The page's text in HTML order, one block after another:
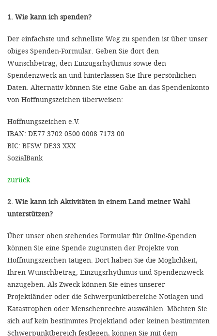
1. Wie kann ich spenden?
Der einfachste und schnellste Weg zu spenden ist über unser
obiges Spenden-Formular. Geben Sie dort den
Wunschbetrag, den Einzugsrhythmus sowie den
Spendenzweck an und hinterlassen Sie Ihre persönlichen
Daten. Alternativ können Sie eine Gabe an das Spendenkonto
von Hoffnungszeichen überweisen:
Hoffnungszeichen e.V.
IBAN: DE77 3702 0500 0008 7173 00
BIC: BFSW DE33 XXX
SozialBank
zurück
2. Wie kann ich Aktivitäten in einem Land meiner Wahl
unterstützen?
Über unser oben stehendes Formular für Online-Spenden
können Sie eine Spende zugunsten der Projekte von
Hoffnungszeichen tätigen. Dort haben Sie die Möglichkeit,
Ihren Wunschbetrag, Einzugsrhythmus und Spendenzweck
anzugeben. Als Zweck können Sie eines unserer
Projektländer oder die Schwerpunktbereiche Notlagen und
Katastrophen oder Menschenrechte auswählen. Möchten Sie
sich auf kein bestimmtes Projektland oder keinen bestimmten
Schwerpunktbereich festlegen, können Sie mit dem